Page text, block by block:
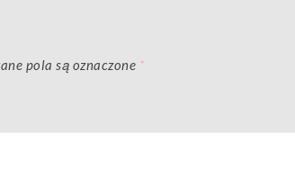
pola są oznaczone *